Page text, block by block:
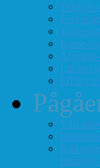
Telefon-
Barne-
Litt om
FIDEs
Vårt